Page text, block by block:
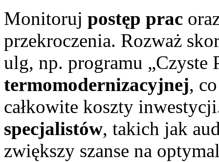
Monitoruj postęp prac
przekroczenia. Rozważ
ulg, np. programu „Czyste
termomodernizacyjnej,
całkowite koszty
specjalistów, takich jak
zwiększy szanse na